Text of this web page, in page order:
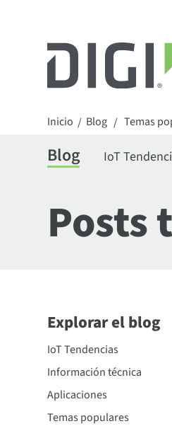
Inicio / Blog / Temas
Blog IoT
Posts
Explorar el blog
IoT Tendencias
Información técnica
Aplicaciones
Temas populares